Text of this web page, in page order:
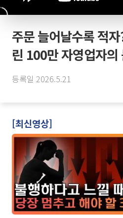
주문 늘어날수록 적
린 100만 자영업자
등록일 2026.5.21
[최신영상]